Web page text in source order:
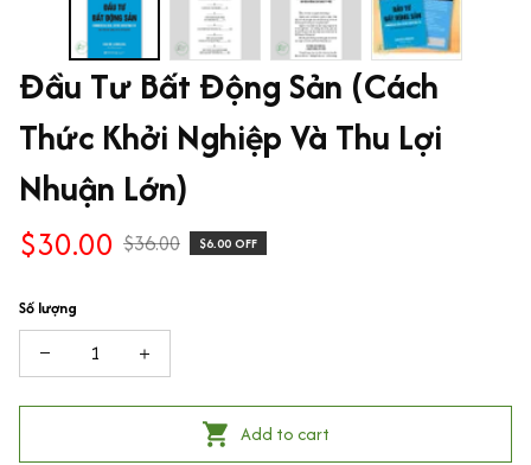
Đầu Tư Bất Động Sản (Cách
Thức Khởi Nghiệp Và Thu Lợi
Nhuận Lớn)
$30.00 $36.00 $6.00 OFF
Số lượng
Add to cart